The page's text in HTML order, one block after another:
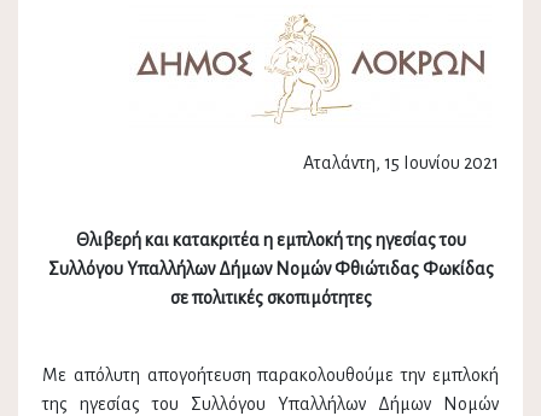
Αταλάντη, 15 Ιουνίου 2021
Θλιβερή και κατακριτέα η εμπλοκή της ηγεσίας του
Συλλόγου Υπαλλήλων Δήμων Νομών Φθιώτιδας Φωκίδας
σε πολιτικές σκοπιμότητες
Με απόλυτη απογοήτευση παρακολουθούμε την εμπλοκή
της ηγεσίας του Συλλόγου Υπαλλήλων Δήμων Νομών